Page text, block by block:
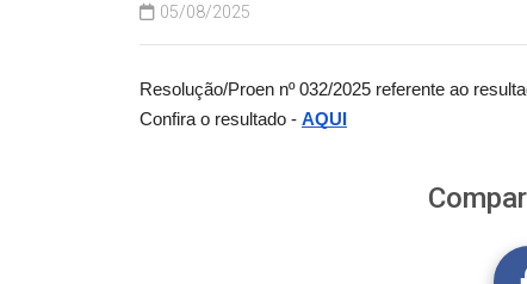
05/08/2025
Resolução/Proen nº 032/2025 referente ao
Confira o resultado - AQUI